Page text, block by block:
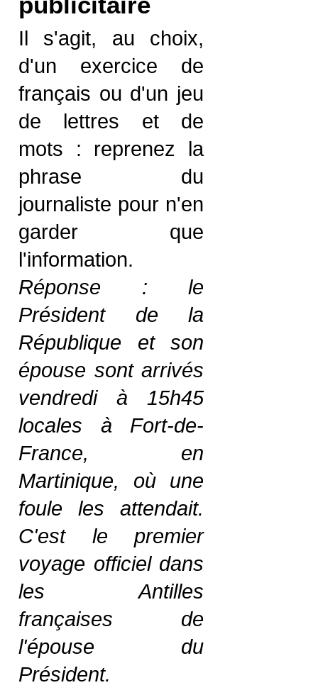
Il s'agit, au choix,
d'un exercice de
français ou d'un jeu
de lettres et de
mots : reprenez la
phrase du
journaliste pour n'en
garder que
l'information.
Réponse : le
Président de la
République et son
épouse sont arrivés
vendredi à 15h45
locales à Fort-de-
France, en
Martinique, où une
foule les attendait.
C'est le premier
voyage officiel dans
les Antilles
françaises de
l'épouse du
Président.